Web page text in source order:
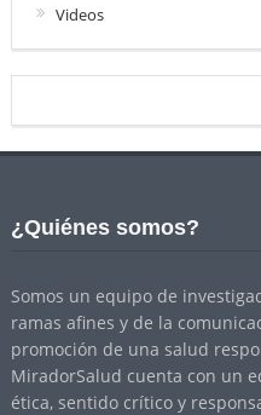
Videos
¿Quiénes somos?
Somos un equipo de
ramas afines y de la
promoción de una salud
MiradorSalud cuenta con un
ética, sentido crítico y